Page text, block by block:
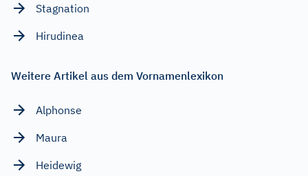
Stagnation
Hirudinea
Weitere Artikel aus dem Vornamenlexikon
Alphonse
Maura
Heidewig